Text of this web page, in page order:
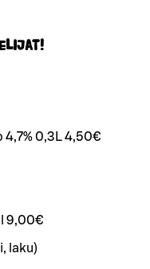
4,7% 0,3L 4,50€
9,00€
laku)